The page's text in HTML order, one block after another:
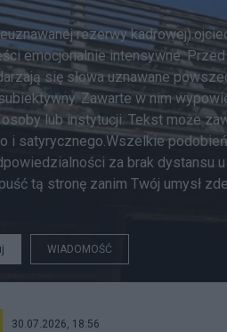
rezerwy
emocjonalnie intensywne.
się słowa uznawane
Zawarte w nim
lub instytucji. Tekst może
i satyrycznego.Wszelkie
za brak dystansu
tą stronę zanim Twój umysł
WIADOMOŚĆ
30.07.2026, 18:56